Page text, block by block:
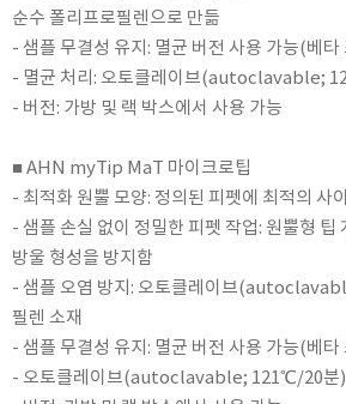
NEW COSMOS
OCEANUS
OKANO WORKS
PARTICLE PLUS
PEAK TECH
PESOLA
Pyxis
RION
RIXEN
SaveCoat
Schaller (Humimeter)
순수 폴리프로필렌으로 만듦
- 샘플 무결성 유지: 멸균 버전 사용 가능(베타
- 멸균 처리: 오토클레이브(autoclavable;
- 버전: 가방 및 랙 박스에서 사용 가능
■ AHN myTip MaT 마이크로팁
- 최적화 원뿔 모양: 정의된 피펫에 최적의 사
- 샘플 손실 없이 정밀한 피펫 작업: 원뿔형 팁
방울 형성을 방지함
- 샘플 오염 방지: 오토클레이브
필렌 소재
- 샘플 무결성 유지: 멸균 버전 사용 가능(베타
- 오토클레이브(autoclavable; 121℃/20분)